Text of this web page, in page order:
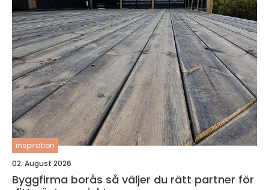
inspiration
02. August 2026
Byggfirma borås så väljer du rätt partner för